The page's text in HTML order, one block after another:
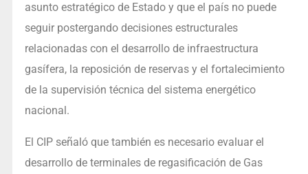
asunto estratégico de Estado y que el país no puede
seguir postergando decisiones estructurales
relacionadas con el desarrollo de infraestructura
gasífera, la reposición de reservas y el fortalecimiento
de la supervisión técnica del sistema energético
nacional.
El CIP señaló que también es necesario evaluar el
desarrollo de terminales de regasificación de Gas